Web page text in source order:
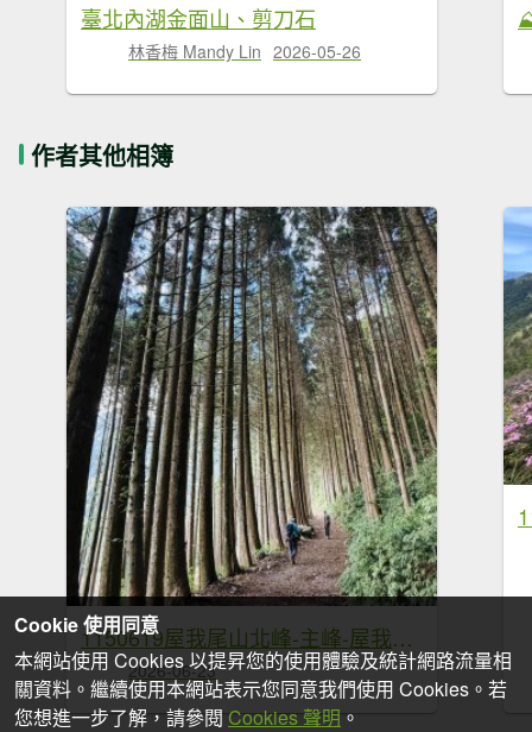
臺北內湖金面山、剪刀石
林香梅 Mandy Lin 2026-05-26
作者其他相簿
1150619屋我尾山北峰-主峰-屋我尾林道O繞
2026-06-23
Cookie 使用同意
本網站使用 Cookies 以提昇您的使用體驗及統計網路流量相
關資料。繼續使用本網站表示您同意我們使用 Cookies。若
您想進一步了解，請參閱 Cookies 聲明 。